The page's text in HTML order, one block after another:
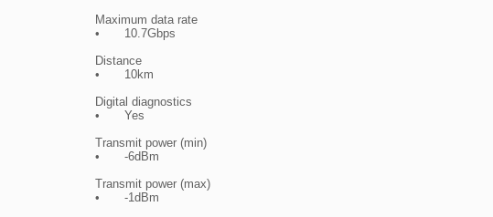
Maximum data rate
•	10.7Gbps
Distance
•	10km
Digital diagnostics
•	Yes
Transmit power (min)
•	-6dBm
Transmit power (max)
•	-1dBm